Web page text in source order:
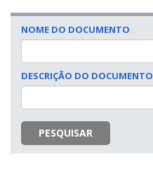
NOME DO DOCUMENTO
DESCRIÇÃO DO DOCUMENTO
PESQUISAR